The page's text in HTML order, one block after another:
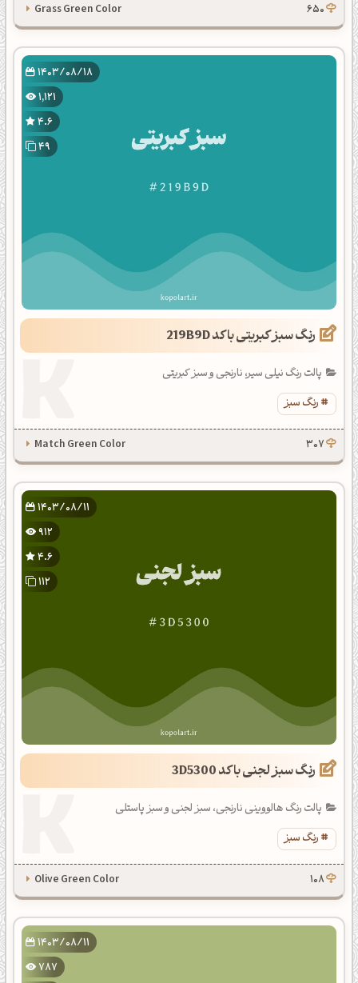
650
Grass Green Color
1403/08/18
1,121
4.6
49
رنگ سبز کبریتی با کد 219B9D
پالت رنگ نیلی سیر، نارنجی و سبز کبریتی
رنگ سبز
307
Match Green Color
1403/08/11
912
4.6
112
رنگ سبز لجنی با کد 3D5300
پالت رنگ هالووینی نارنجی، سبز لجنی و سبز پاستلی
رنگ سبز
108
Olive Green Color
1403/08/11
787